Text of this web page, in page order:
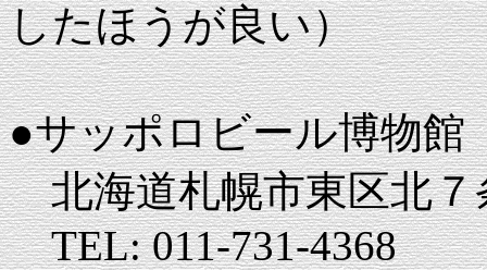
したほうが良い）
●サッポロビール博物館
北海道札幌市東区北７
TEL: 011-731-4368